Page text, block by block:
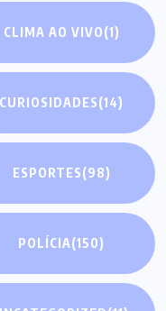
CLIMA AO VIVO(1)
CURIOSIDADES(14)
ESPORTES(98)
POLÍCIA(150)